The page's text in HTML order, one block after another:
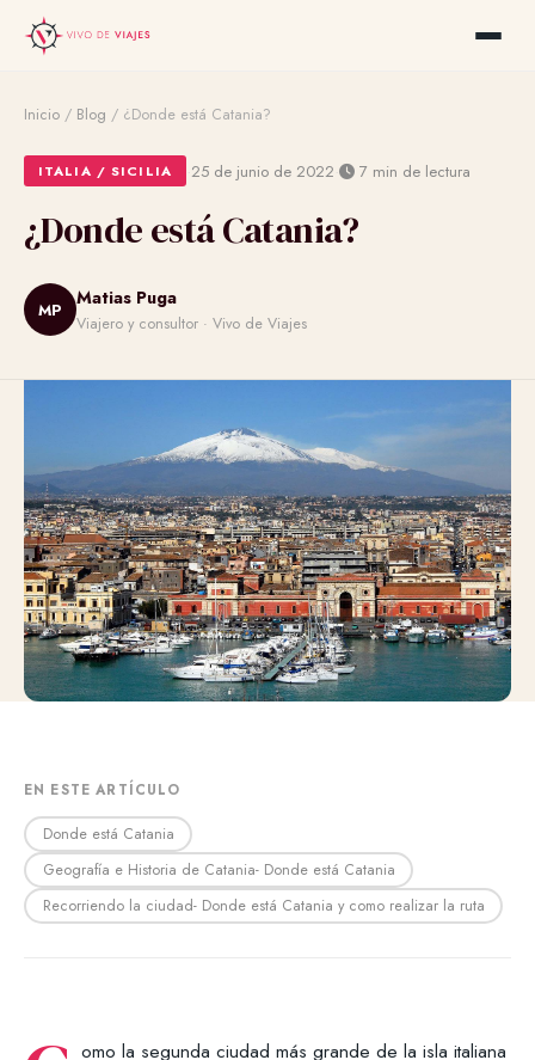
Inicio / Blog / ¿Donde está Catania?
ITALIA / SICILIA 25 de junio de 2022 7 min de lectura
¿Donde está Catania?
MP
Matias Puga
Viajero y consultor · Vivo de Viajes
EN ESTE ARTÍCULO
Donde está Catania
Geografía e Historia de Catania- Donde está Catania
Recorriendo la ciudad- Donde está Catania y como realizar la ruta
omo la segunda ciudad más grande de la isla italiana